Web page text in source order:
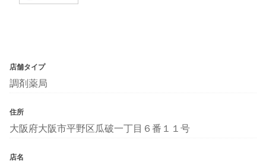
店舗タイプ
調剤薬局
住所
大阪府大阪市平野区瓜破一丁目６番１１号
店名